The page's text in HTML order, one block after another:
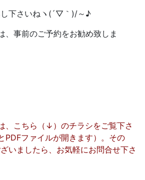
下さいねヽ(´▽｀)/～♪
、事前のご予約をお勧め致しま
、こちら（↓）のチラシをご覧下さ
PDFファイルが開きます）。その
いましたら、お気軽にお問合せ下さ